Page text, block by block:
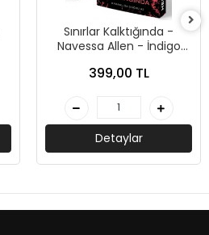
Sınırlar Kalktığında -
Navessa Allen - İndigo
399,00 TL
Detaylar